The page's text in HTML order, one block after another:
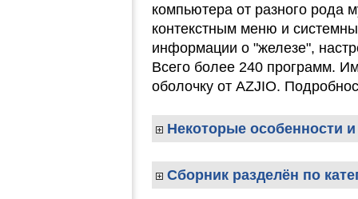
компьютера от разного рода
контекстным меню и
информации о "железе",
Всего более 240 программ.
оболочку от AZJIO.
Некоторые особенности
Сборник разделён по